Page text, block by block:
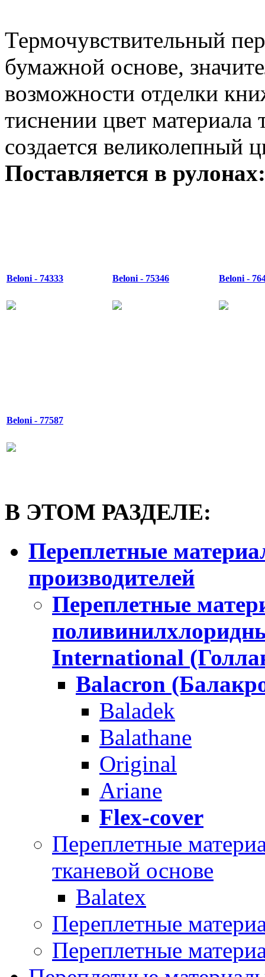
Термочувствительный
бумажной основе,
возможности отделки
тиснении цвет материала
создается великолепный
Поставляется в
Beloni - 74333 Beloni - 75346 Beloni -
Beloni - 77587
В ЭТОМ РАЗДЕЛЕ:
Переплетные
производителей
Переплетные
International
Balacron
Baladek
Balathane
Original
Ariane
Flex-cover
Переплетные
тканевой основе
Balatex
Переплетные
Переплетные